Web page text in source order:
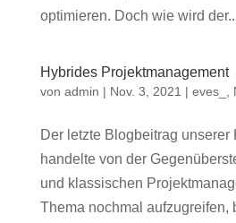
optimieren. Doch wie wird
Hybrides Projektmanagement
von admin | Nov. 3, 2021 | eves_
Der letzte Blogbeitrag unserer
handelte von der
und klassischen
Thema nochmal aufzugreifen,